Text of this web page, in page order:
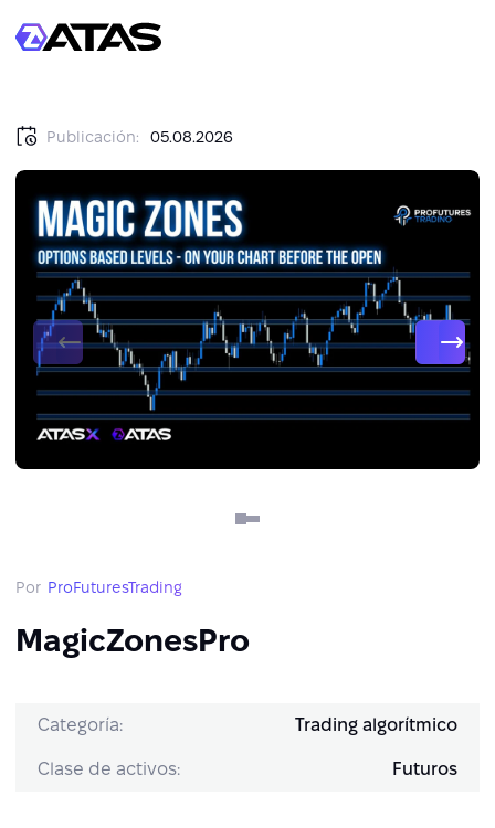
Publicación: 05.08.2026
Por ProFuturesTrading
MagicZonesPro
Categoría: Trading algorítmico
Clase de activos: Futuros